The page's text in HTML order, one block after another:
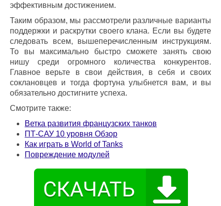
эффективным достижением.
Таким образом, мы рассмотрели различные варианты
поддержки и раскрутки своего клана. Если вы будете
следовать всем, вышеперечисленным инструкциям.
То вы максимально быстро сможете занять свою
нишу среди огромного количества конкурентов.
Главное верьте в свои действия, в себя и своих
соклановцев и тогда фортуна улыбнется вам, и вы
обязательно достигните успеха.
Смотрите также:
Ветка развития французских танков
ПТ-САУ 10 уровня Обзор
Как играть в World of Tanks
Повреждение модулей